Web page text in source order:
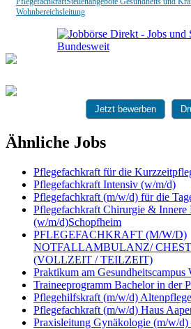
Wohnbereichsleitung
Jetzt bewerben
Ähnliche Jobs
Pflegefachkraft für die
Pflegefachkraft Intensiv (w/m/d)
Pflegefachkraft (m/w/d) für die
Pflegefachkraft Chirurgie & Innere
(w/m/d)Schopfheim
PFLEGEFACHKRAFT (M/W/D)
NOTFALLAMBULANZ/
(VOLLZEIT / TEILZEIT)
Praktikum am Gesundheitscampus
Traineeprogramm Bachelor in der
Pflegehilfskraft (m/w/d)
Pflegefachkraft (m/w/d) Haus
Praxisleitung Gynäkologie (m/w/